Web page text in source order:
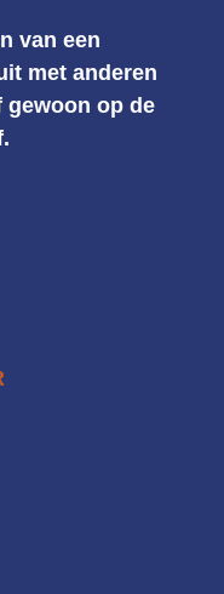
van een
met anderen
gewoon op de